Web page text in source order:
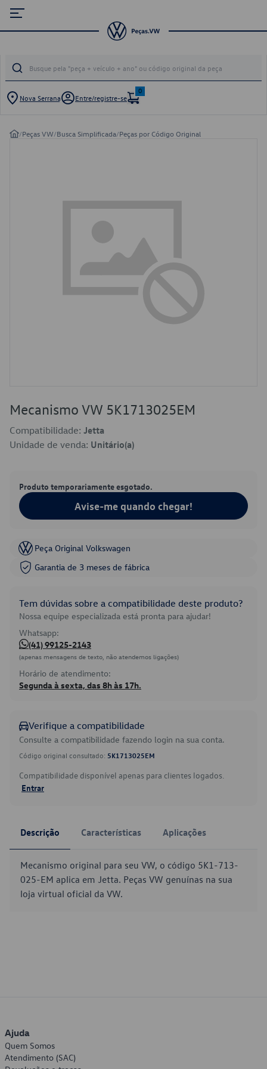
Nova Serrana Entre/registre-se
0
/Peças VW/Busca Simplificada/Peças por Código Original
Mecanismo VW 5K1713025EM
Compatibilidade: Jetta
Unidade de venda: Unitário(a)
Produto temporariamente esgotado.
Avise-me quando chegar!
Peça Original Volkswagen
Garantia de 3 meses de fábrica
Tem dúvidas sobre a compatibilidade deste produto?
Nossa equipe especializada está pronta para ajudar!
Whatsapp:
(41) 99125-2143
(apenas mensagens de texto, não atendemos ligações)
Horário de atendimento:
Segunda à sexta, das 8h às 17h.
Verifique a compatibilidade
Consulte a compatibilidade fazendo login na sua conta.
Código original consultado: 5K1713025EM
Compatibilidade disponível apenas para clientes logados.
Entrar
Descrição Características Aplicações
Mecanismo original para seu VW, o código 5K1-713-
025-EM aplica em Jetta. Peças VW genuínas na sua
loja virtual oficial da VW.
Ajuda
Quem Somos
Atendimento (SAC)